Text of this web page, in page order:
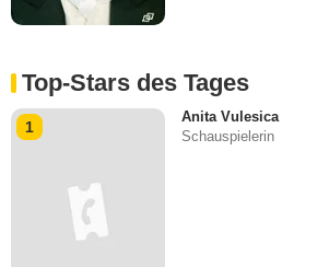
Top-Stars des Tages
1
Anita Vulesica
Schauspielerin